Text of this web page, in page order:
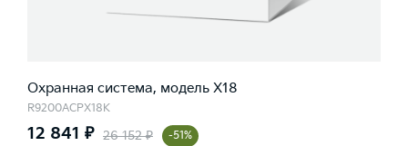
Охранная система, модель X18
R9200ACPX18K
12 841 ₽ 26 152 ₽ -51%